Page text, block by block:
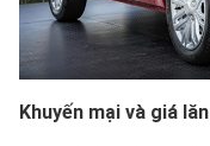
Khuyến mại và giá